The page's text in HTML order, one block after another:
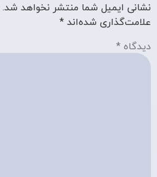
نشانی ایمیل شما منتشر نخواهد شد.
علامت‌گذاری شده‌اند *
دیدگاه *